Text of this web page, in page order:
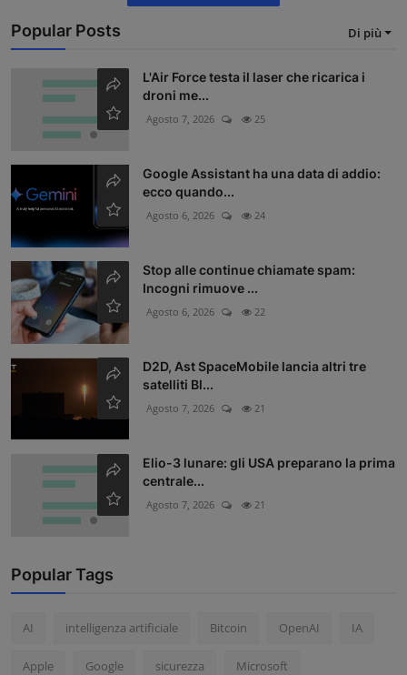
Popular Posts Di più
L'Air Force testa il laser che ricarica i
droni me...
Agosto 7, 2026 25
Google Assistant ha una data di addio:
ecco quando...
Agosto 6, 2026 24
Stop alle continue chiamate spam:
Incogni rimuove ...
Agosto 6, 2026 22
D2D, Ast SpaceMobile lancia altri tre
satelliti Bl...
Agosto 7, 2026 21
Elio-3 lunare: gli USA preparano la prima
centrale...
Agosto 7, 2026 21
Popular Tags
AI intelligenza artificiale Bitcoin OpenAI IA
Apple Google sicurezza Microsoft